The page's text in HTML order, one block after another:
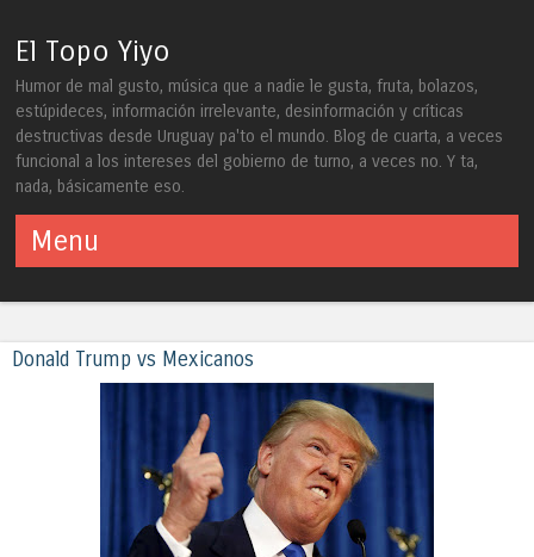
El Topo Yiyo
Humor de mal gusto, música que a nadie le gusta, fruta, bolazos,
estúpideces, información irrelevante, desinformación y críticas
destructivas desde Uruguay pa'to el mundo. Blog de cuarta, a veces
funcional a los intereses del gobierno de turno, a veces no. Y ta,
nada, básicamente eso.
Menu
Donald Trump vs Mexicanos